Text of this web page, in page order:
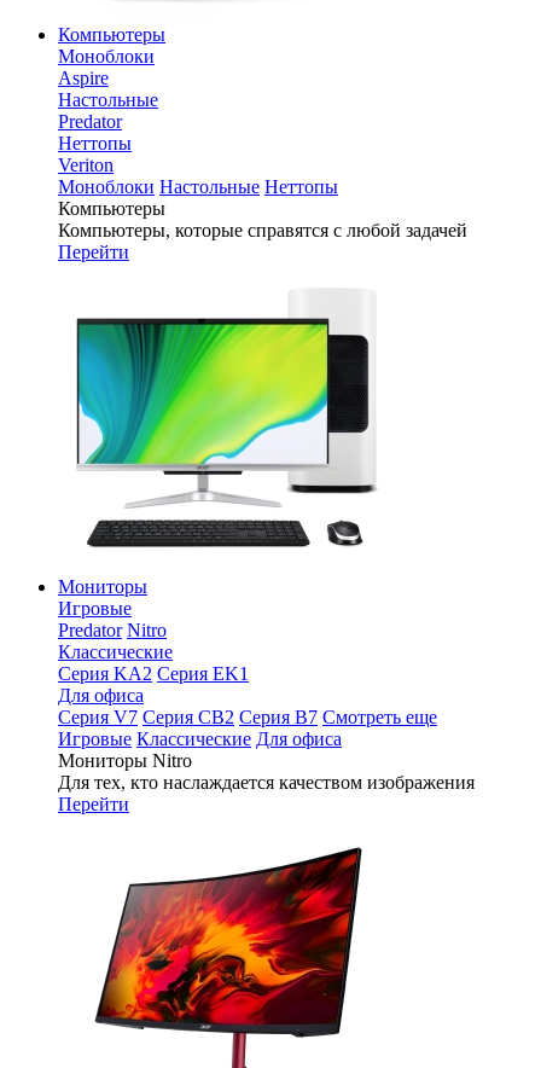
Компьютеры
Моноблоки
Aspire
Настольные
Predator
Неттопы
Veriton
Моноблоки Настольные Неттопы
Компьютеры
Компьютеры, которые справятся с любой задачей
Перейти
Мониторы
Игровые
Predator Nitro
Классические
Серия KA2 Серия EK1
Для офиса
Серия V7 Серия CB2 Серия B7 Смотреть еще
Игровые Классические Для офиса
Мониторы Nitro
Для тех, кто наслаждается качеством изображения
Перейти